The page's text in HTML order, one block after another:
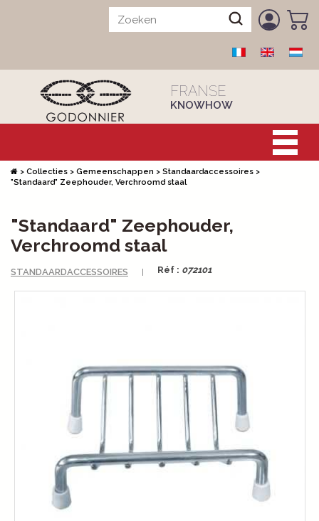
FRANSE
KNOWHOW
> Collecties > Gemeenschappen > Standaardaccessoires >
"Standaard" Zeephouder, Verchroomd staal
"Standaard" Zeephouder,
Verchroomd staal
STANDAARDACCESSOIRES Réf : 072101